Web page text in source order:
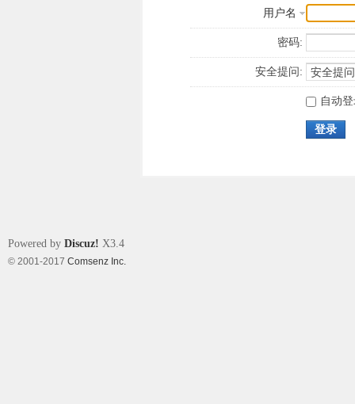
用户名
密码:
安全提问:
自动
登录
Powered by Discuz! X3.4
© 2001-2017 Comsenz Inc.